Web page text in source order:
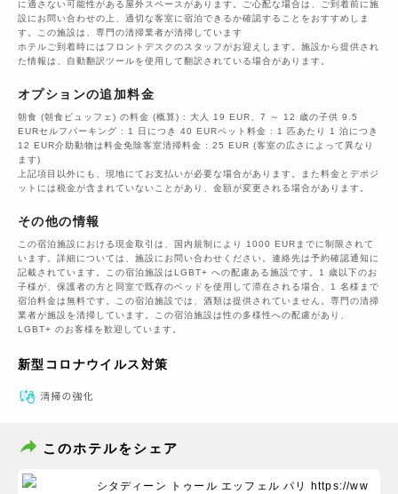
に適さない可能性がある屋外スペースがあります。ご心配な場合は、ご到着前に施
設にお問い合わせの上、適切な客室に宿泊できるか確認することをおすすめしま
す。この施設は、専門の清掃業者が清掃しています
ホテルご到着時にはフロントデスクのスタッフがお迎えします。施設から提供され
た情報は、自動翻訳ツールを使用して翻訳されている場合があります。
オプションの追加料金
朝食 (朝食ビュッフェ) の料金 (概算) : 大人 19 EUR、7 ～ 12 歳の子供 9.5
EURセルフパーキング : 1 日につき 40 EURペット料金 : 1 匹あたり 1 泊につき
12 EUR介助動物は料金免除客室清掃料金 : 25 EUR (客室の広さによって異なり
ます)
上記項目以外にも、現地にてお支払いが必要な場合があります。また料金とデポジ
ットには税金が含まれていないことがあり、金額が変更される場合があります。
その他の情報
この宿泊施設における現金取引は、国内規制により 1000 EURまでに制限されて
います。詳細については、施設にお問い合わせください。連絡先は予約確認通知に
記載されています。この宿泊施設はLGBT+ への配慮ある施設です。1 歳以下のお
子様が、保護者の方と同室で既存のベッドを使用して滞在される場合、1 名様まで
宿泊料金は無料です。この宿泊施設では、酒類は提供されていません。専門の清掃
業者が施設を清掃しています。この宿泊施設は性の多様性への配慮があり、
LGBT+ のお客様を歓迎しています。
新型コロナウイルス対策
このホテルをシェア
シタディーン トゥール エッフェル パリ
https://ww